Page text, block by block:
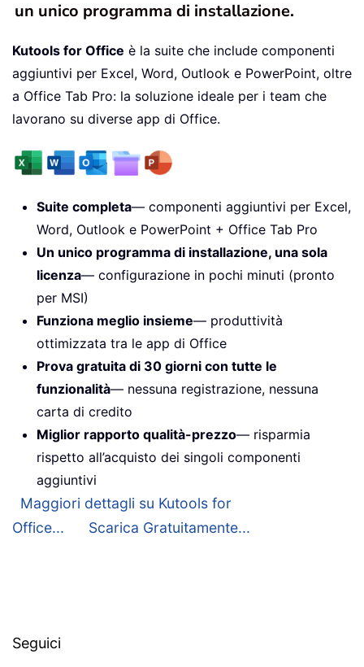
un unico programma di installazione.
Kutools for Office è la suite che include componenti
aggiuntivi per Excel, Word, Outlook e PowerPoint, oltre
a Office Tab Pro: la soluzione ideale per i team che
lavorano su diverse app di Office.
Suite completa— componenti aggiuntivi per Excel,
Word, Outlook e PowerPoint + Office Tab Pro
Un unico programma di installazione, una sola
licenza— configurazione in pochi minuti (pronto
per MSI)
Funziona meglio insieme— produttività
ottimizzata tra le app di Office
Prova gratuita di 30 giorni con tutte le
funzionalità— nessuna registrazione, nessuna
carta di credito
Miglior rapporto qualità-prezzo— risparmia
rispetto all’acquisto dei singoli componenti
aggiuntivi
Maggiori dettagli su Kutools for
Office...
Scarica Gratuitamente...
Seguici